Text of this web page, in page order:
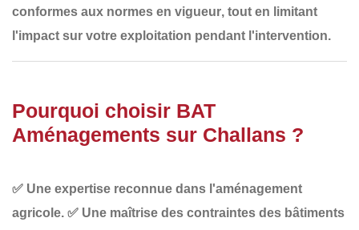
conformes aux normes en vigueur, tout en limitant
l'impact sur votre exploitation pendant l'intervention.
Pourquoi choisir BAT
Aménagements sur Challans ?
✅ Une expertise reconnue dans l'aménagement
agricole. ✅ Une maîtrise des contraintes des bâtiments